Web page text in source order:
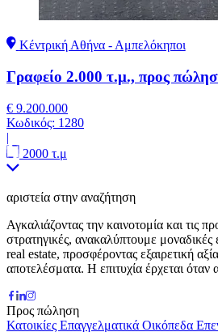
Κέντρική Αθήνα - Αμπελόκηποι
Γραφείο 2.000 τ.μ., προς
€ 9.200.000
Κωδικός: 1280
|
2000 τ.μ
αριστεία στην αναζήτηση
Αγκαλιάζοντας την καινοτομία και τις
στρατηγικές, ανακαλύπτουμε μοναδικές
real estate, προσφέροντας εξαιρετική
αποτελέσματα. Η επιτυχία έρχεται όταν
Προς πώληση
Κατοικίες Επαγγελματικά Οικόπεδα